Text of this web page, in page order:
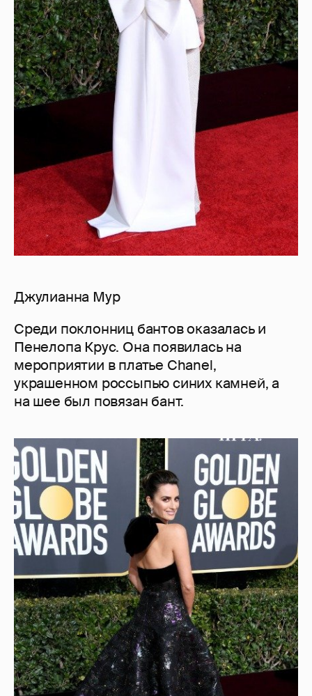
Джулианна Мур
Среди поклонниц бантов оказалась и
Пенелопа Крус. Она появилась на
мероприятии в платье Chanel,
украшенном россыпью синих камней, а
на шее был повязан бант.